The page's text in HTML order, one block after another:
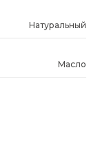
Натуральный
Масло